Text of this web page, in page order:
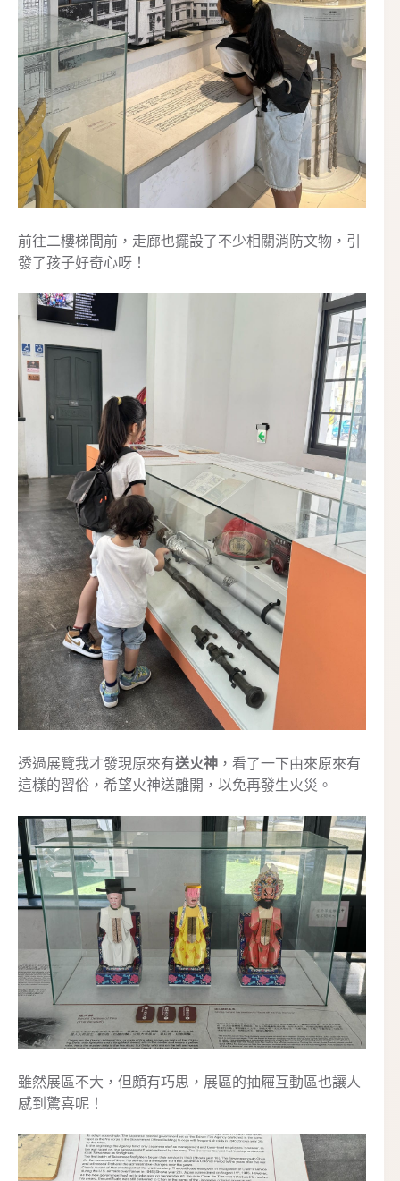
前往二樓梯間前，走廊也擺設了不少相關消防文物，引
發了孩子好奇心呀！
透過展覽我才發現原來有送火神 ，看了一下由來原來有
這樣的習俗，希望火神送離開，以免再發生火災。
雖然展區不大，但頗有巧思，展區的抽屜互動區也讓人
感到驚喜呢！